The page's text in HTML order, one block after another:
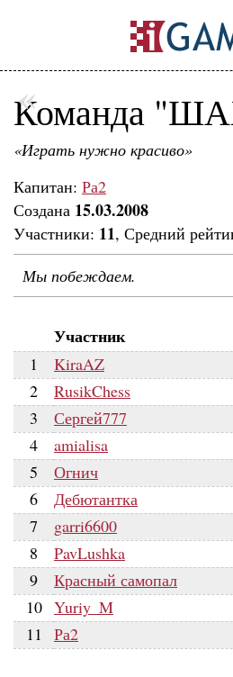
Команда
«Играть нужно красиво»
Капитан: Ра2
Создана 15.03.2008
Участники: 11, Средний
Мы побеждаем.
Участник
1
KiraAZ
2
RusikChess
3
Сергей777
4
amialisa
5
Огнич
6
Дебютантка
7
garri6600
8
PavLushka
9
Красный самопал
10 Yuriy_M
11
Ра2
«